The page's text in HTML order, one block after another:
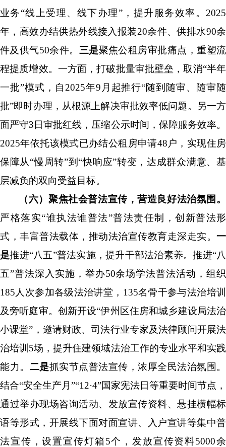
业务“线上受理、线下办理”，提升服务效率。 2025
年，高效办结供热外线接入报装20余件、供排水90余
件及供气50余件。 三是聚焦公租房审批痛点，重塑流
程提质增效。一方面，打破批量审批壁垒，取消“半年
一批”模式，自 2025年9 月起推行“随到随审、随审随
批”即时办理，从根源上解决审批效率低问题。另一方
面严守3 日审批红线，压缩公示时间，保障服务效率。
2025年依托该模式已办结公租房申请48 户，实现住房
保障从“慢周转”到 “快响应”转变，达成群众满意、基
层减负的双向受益目标。
（六）聚焦社会普法宣传，营造良好法治氛围。
严格落实“谁执法谁普法”普法责任制，创新普法形
式，丰富普法载体，推动法治宣传教育走深走实。 一
是推进“八五”普法实施，提升干部法治素养。推进“八
五”普法深入实施，举办50余场学法普法活动，组织
185 人次参加各级法治讲堂， 135名骨干参与法治培训
及旁听庭审。 创新开设“伊州区住房和城乡建设局法治
小课堂” ，邀请财政、司法行业专家及法律顾问开展法
治培训 5场 ，提升住建领域法治工作的专业水平和实践
能力。 二是抓实节点普法宣传，浓厚全民法治氛围。
结合“安全生产月 ”“12·4”国家宪法日等重要时间节点，
通过举办现场咨询活动、发放宣传资料、悬挂横幅标
语等形式，开展线下面对面宣讲、入户宣讲等集中普
法宣传，设置宣传灯箱5个，发放宣传资料5000余